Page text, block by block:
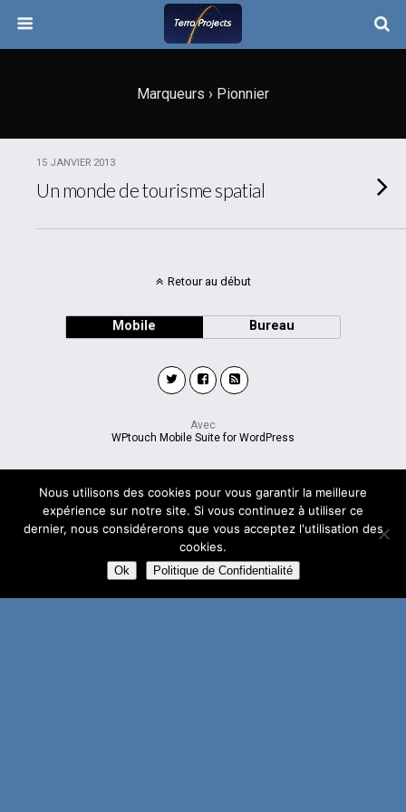
Marqueurs › Pionnier
15 JANVIER 2013
Un monde de tourisme spatial
Retour au début
Mobile Bureau
Avec
WPtouch Mobile Suite for WordPress
Nous utilisons des cookies pour vous garantir la meilleure
expérience sur notre site. Si vous continuez à utiliser ce
dernier, nous considérerons que vous acceptez l'utilisation des
cookies.
Ok Politique de Confidentialité